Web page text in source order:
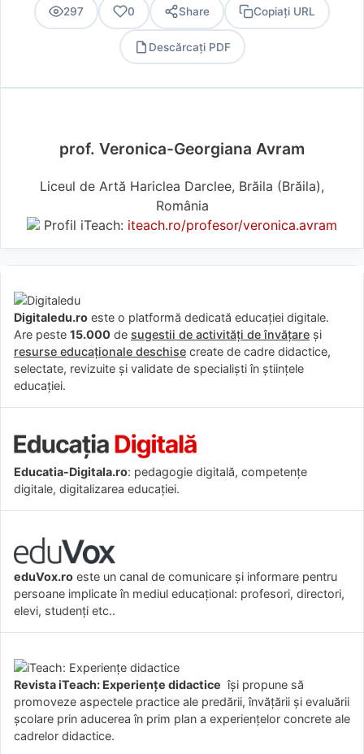
297 0 Share Copiați URL
Descărcați PDF
prof. Veronica-Georgiana Avram
Liceul de Artă Hariclea Darclee, Brăila (Brăila),
România
Profil iTeach: iteach.ro/profesor/veronica.avram
Digitaledu.ro este o platformă dedicată educației digitale.
Are peste 15.000 de sugestii de activități de învățare și
resurse educaționale deschise create de cadre didactice,
selectate, revizuite și validate de specialiști în științele
educației.
Educatia-Digitala.ro: pedagogie digitală, competențe
digitale, digitalizarea educației.
eduVox.ro este un canal de comunicare și informare pentru
persoane implicate în mediul educațional: profesori, directori,
elevi, studenți etc..
Revista iTeach: Experienţe didactice îşi propune să
promoveze aspectele practice ale predării, învăţării şi evaluării
şcolare prin aducerea în prim plan a experienţelor concrete ale
cadrelor didactice.